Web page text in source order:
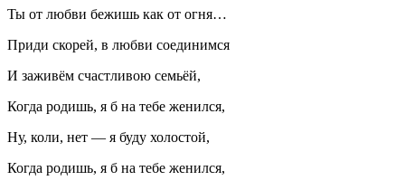
Ты от любви бежишь как от огня…
Приди скорей, в любви соединимся
И заживём счастливою семьёй,
Когда родишь, я б на тебе женился,
Ну, коли, нет — я буду холостой,
Когда родишь, я б на тебе женился,